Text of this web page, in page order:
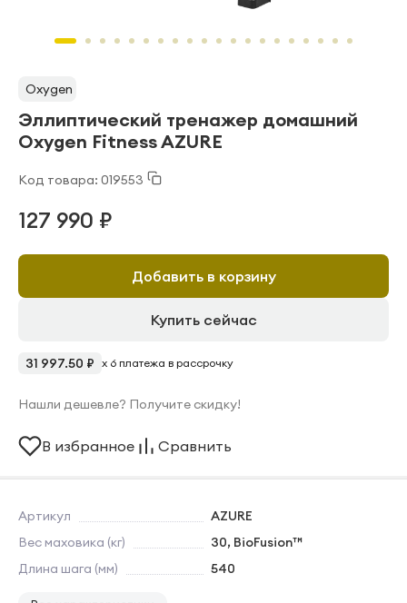
Oxygen
Эллиптический тренажер домашний
Oxygen Fitness AZURE
Код товара: 019553
Артикул
AZURE
Вес маховика (кг)
30, BioFusion™
Длина шага (мм)
540
127 990 ₽
Добавить в корзину
Купить сейчас
31 997.50 ₽ x 6 платежа в рассрочку
Нашли дешевле? Получите скидку!
В избранное Сравнить